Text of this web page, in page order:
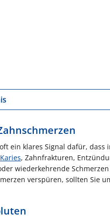
ein klares Signal dafür,
Karies, Zahnfrakturen,
wiederkehrende
verspüren, sollten Sie